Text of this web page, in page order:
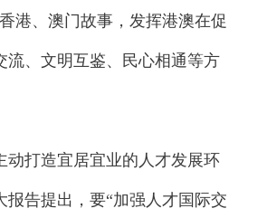
港、澳门故事，发挥港澳在促
流、文明互鉴、民心相通等方
打造宜居宜业的人才发展环
报告提出，要“加强人才国际交